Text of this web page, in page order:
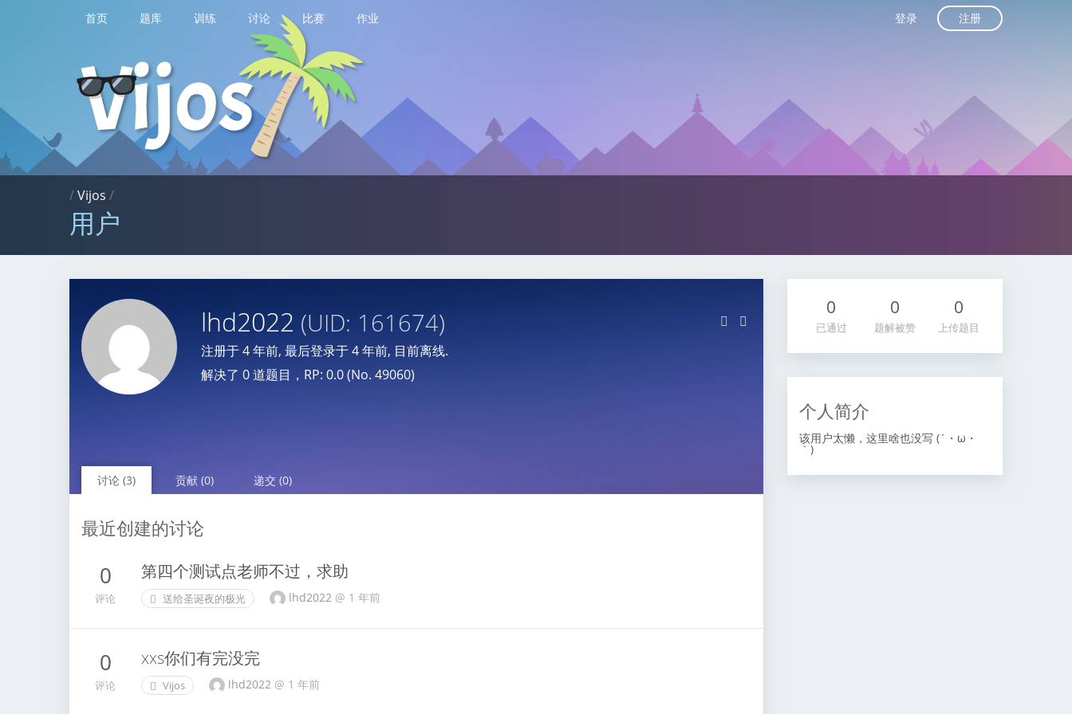
首页 题库 训练 讨论 比赛 作业 登录 注册
/Vijos /
用户
lhd2022 (UID: 161674)
注册于4 年前, 最后登录于4 年前, 目前离线.
解决了 0 道题目，RP: 0.0 (No. 49060)
讨论 (3) 贡献 (0) 递交 (0)
最近创建的讨论
0
评论
第四个测试点老师不过，求助
送给圣诞夜的极光 lhd2022 @ 1 年前
0
评论
xxs你们有完没完
Vijos lhd2022 @ 1 年前
0
已通过
0
题解被赞
0
上传题目
个人简介
该用户太懒，这里啥也没写 (´・ω・
｀)